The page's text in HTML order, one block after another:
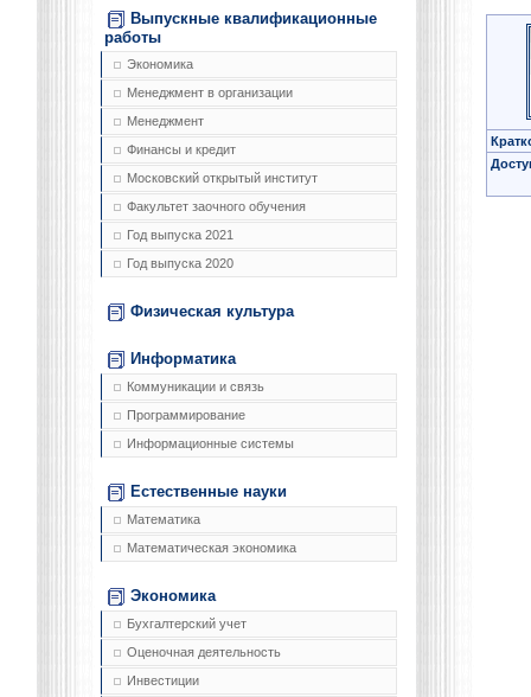
Выпускные квалификационные
работы
Экономика
Менеджмент в организации
Менеджмент
Финансы и кредит
Московский открытый институт
Факультет заочного обучения
Год выпуска 2021
Год выпуска 2020
Физическая культура
Информатика
Коммуникации и связь
Программирование
Информационные системы
Естественные науки
Математика
Математическая экономика
Экономика
Бухгалтерский учет
Оценочная деятельность
Инвестиции